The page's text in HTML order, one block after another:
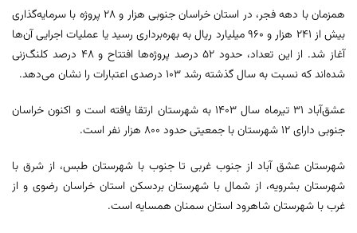
همزمان با دهه فجر، در استان خراسان جنوبی هزار و ۲۸ پروژه با سرمایه‌گذاری
بیش از ۲۴۱ هزار و ۹۶۰ میلیارد ریال به بهره‌برداری رسید یا عملیات اجرایی آن‌ها
آغاز شد. از این تعداد، حدود ۵۲ درصد پروژه‌ها افتتاح و ۴۸ درصد کلنگ‌زنی
شده‌اند که نسبت به سال گذشته رشد ۱۰۳ درصدی اعتبارات را نشان می‌دهد.
عشق‌آباد ۳۱ تیرماه سال ۱۴۰۳ به شهرستان ارتقا یافته است و اکنون خراسان
جنوبی دارای ۱۲ شهرستان با جمعیتی حدود ۸۰۰ هزار نفر است.
شهرستان عشق‌ آباد از جنوب غربی تا جنوب با شهرستان طبس، از شرق با
شهرستان بشرویه، از شمال با شهرستان بردسکن استان خراسان رضوی و از
غرب با شهرستان شاهرود استان سمنان همسایه است.